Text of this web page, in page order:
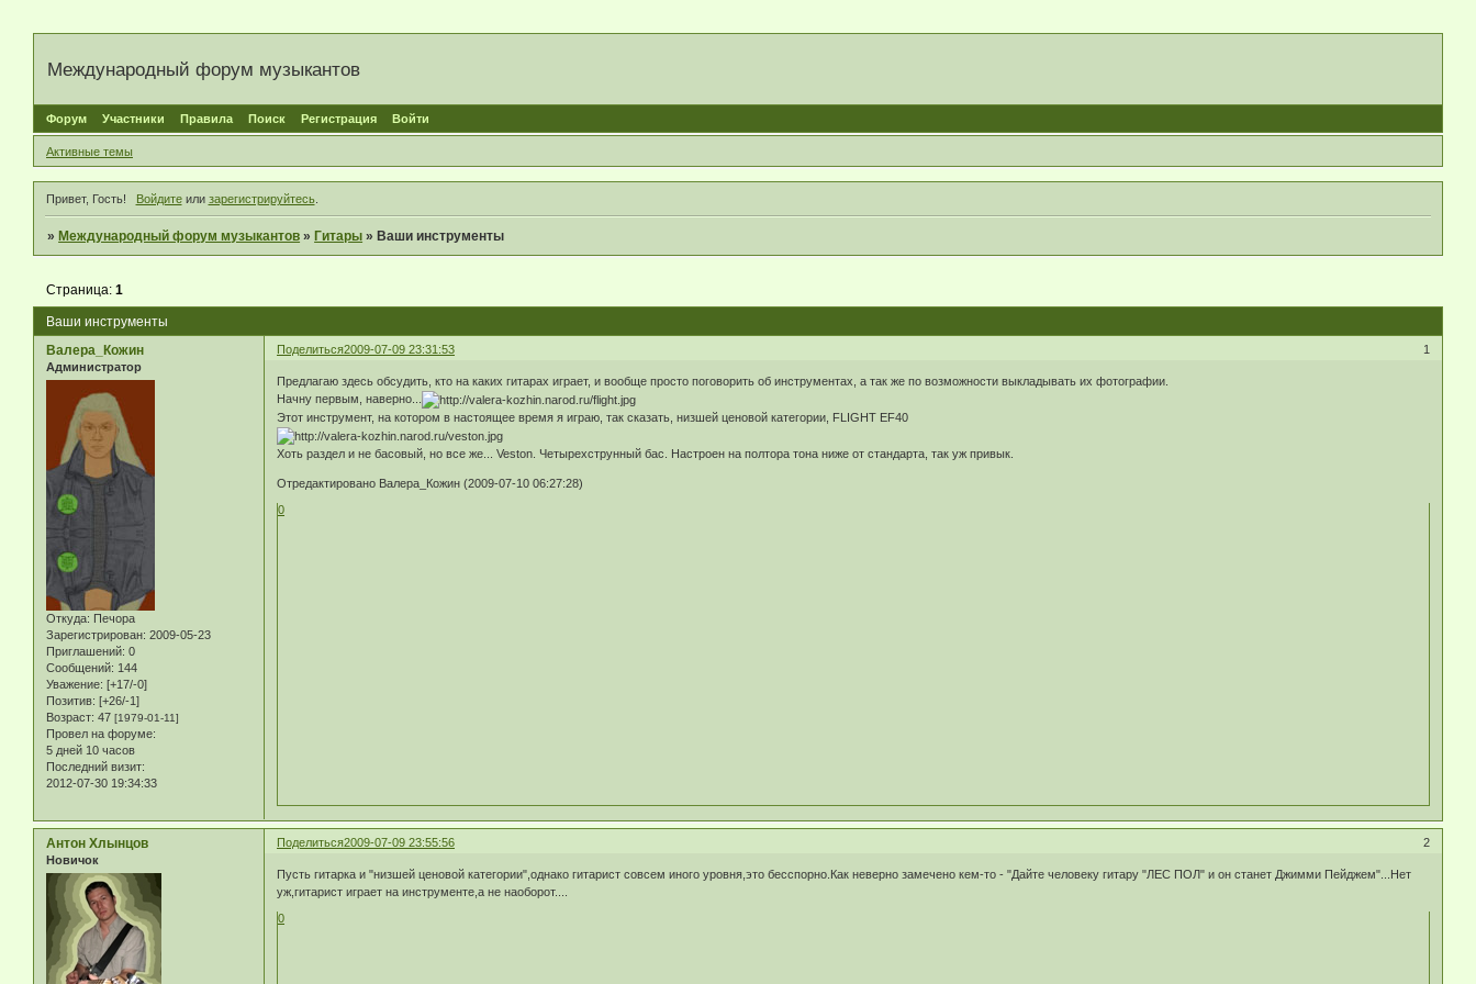
Международный форум музыкантов
Форум Участники Правила Поиск Регистрация Войти
Активные темы
Привет, Гость! Войдитеили зарегистрируйтесь.
» Международный форум музыкантов » Гитары » Ваши инструменты
Ваши инструменты
Страница:1
Поделиться 1
2009-07-09 23:31:53
Валера_Кожин
Администратор
Откуда: Печора
Зарегистрирован: 2009-05-23
Приглашений: 0
Сообщений: 144
Уважение: [+17/-0]
Позитив: [+26/-1]
Возраст: 47 [1979-01-11]
Провел на форуме:
5 дней 10 часов
Последний визит:
2012-07-30 19:34:33
Предлагаю здесь обсудить, кто на каких гитарах играет, и вообще просто поговорить об инструментах, а так же по возможности выкладывать их фотографии.
Начну первым, наверно...
Этот инструмент, на котором в настоящее время я играю, так сказать, низшей ценовой категории, FLIGHT EF40
Хоть раздел и не басовый, но все же... Veston. Четырехструнный бас. Настроен на полтора тона ниже от стандарта, так уж привык.
Отредактировано Валера_Кожин (2009-07-10 06:27:28)
0
Поделиться 2
2009-07-09 23:55:56
Антон Хлынцов
Новичок
Пусть гитарка и "низшей ценовой категории",однако гитарист совсем иного уровня,это бесспорно.Как неверно замечено кем-то - "Дайте человеку гитару "ЛЕС ПОЛ" и он станет Джимми Пейджем"...Нет
уж,гитарист играет на инструменте,а не наоборот....
0